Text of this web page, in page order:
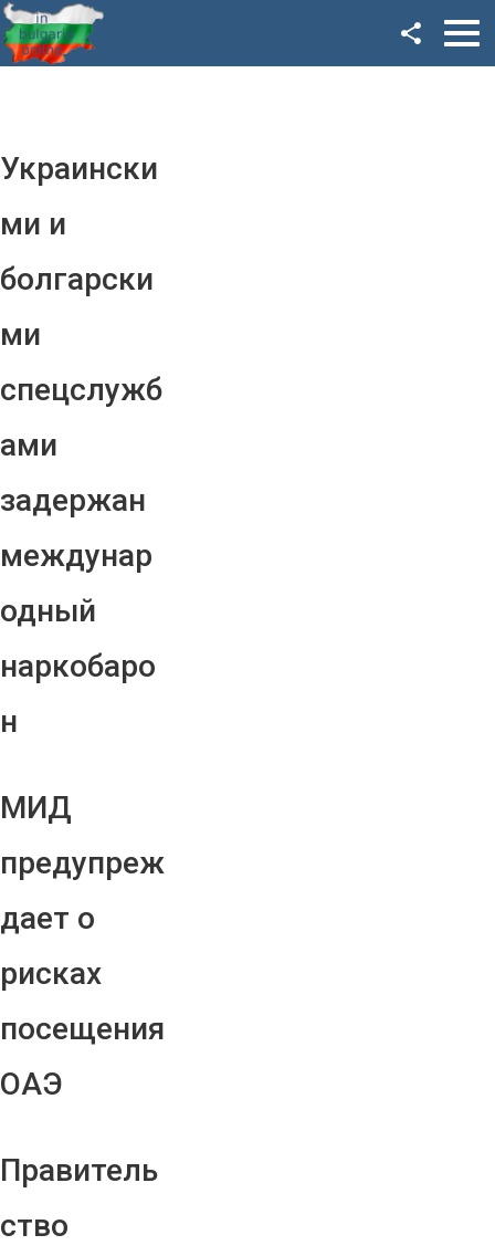
Украински
ми и
болгарски
ми
спецслужб
ами
задержан
междунар
одный
наркобаро
н
МИД
предупреж
дает о
рисках
посещения
ОАЭ
Правитель
ство